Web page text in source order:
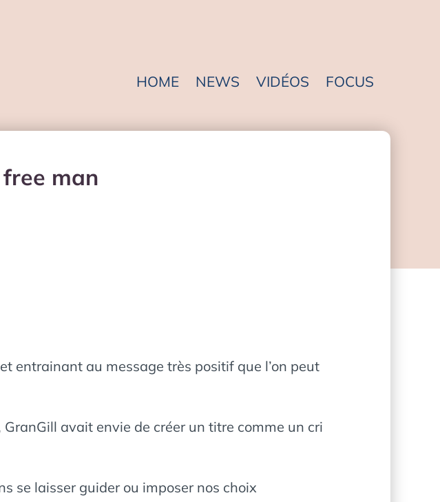
HOME NEWS VIDÉOS FOCUS
man
entrainant au message très positif que l’on peut
avait envie de créer un titre comme un cri
se laisser guider ou imposer nos choix